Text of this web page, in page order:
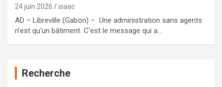
24 juin 2026 isaac
AD – Libreville (Gabon) – Une administration sans agents
n’est qu’un bâtiment. C’est le message qui a…
Recherche